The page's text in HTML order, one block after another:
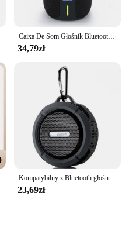
Caixa De Som Głośnik Bluetooth Przenośny Sound Box Muzyka Bezprzewodowy Subwoofer Mini Radio FM Głośnik niskotonowy Bass Komputer PC TV Mały dźwięk
34,79zł
Kompatybilny z Bluetooth głośnik Duża przyssawka Bluetooth Stereo Outdoor Sports Mini TF Subwoofer Przenośny wodoodporny
23,69zł